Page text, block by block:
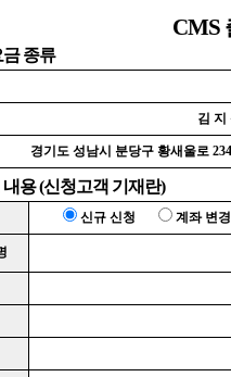
CMS
종류
김 지
경기도 성남시 분당구 황새울로
용 (신청고객 기재란)
신규 신청 계좌 변경